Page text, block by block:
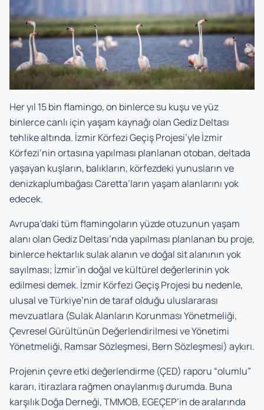
Her yıl 15 bin flamingo, on binlerce su kuşu ve yüz
binlerce canlı için yaşam kaynağı olan Gediz Deltası
tehlike altında. İzmir Körfezi Geçiş Projesi’yle İzmir
Körfezi’nin ortasına yapılması planlanan otoban, deltada
yaşayan kuşların, balıkların, körfezdeki yunusların ve
denizkaplumbağası Caretta’ların yaşam alanlarını yok
edecek.
Avrupa’daki tüm flamingoların yüzde otuzunun yaşam
alanı olan Gediz Deltası’nda yapılması planlanan bu proje,
binlerce hektarlık sulak alanın ve doğal sit alanının yok
sayılması; İzmir’in doğal ve kültürel değerlerinin yok
edilmesi demek. İzmir Körfezi Geçiş Projesi bu nedenle,
ulusal ve Türkiye’nin de taraf olduğu uluslararası
mevzuatlara (Sulak Alanların Korunması Yönetmeliği,
Çevresel Gürültünün Değerlendirilmesi ve Yönetimi
Yönetmeliği, Ramsar Sözleşmesi, Bern Sözleşmesi) aykırı.
Projenin çevre etki değerlendirme (ÇED) raporu “olumlu”
kararı, itirazlara rağmen onaylanmış durumda. Buna
karşılık Doğa Derneği, TMMOB, EGEÇEP’in de aralarında